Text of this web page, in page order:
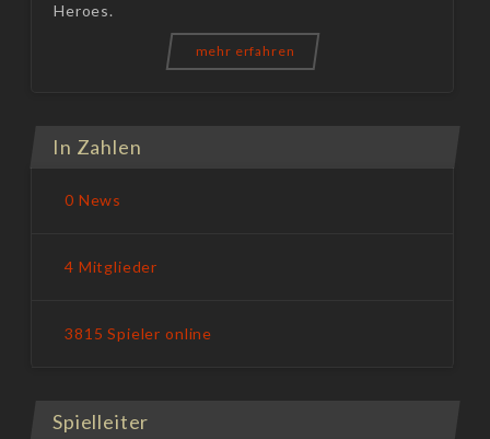
Heroes.
mehr erfahren
In Zahlen
0 News
4 Mitglieder
3815 Spieler online
Spielleiter